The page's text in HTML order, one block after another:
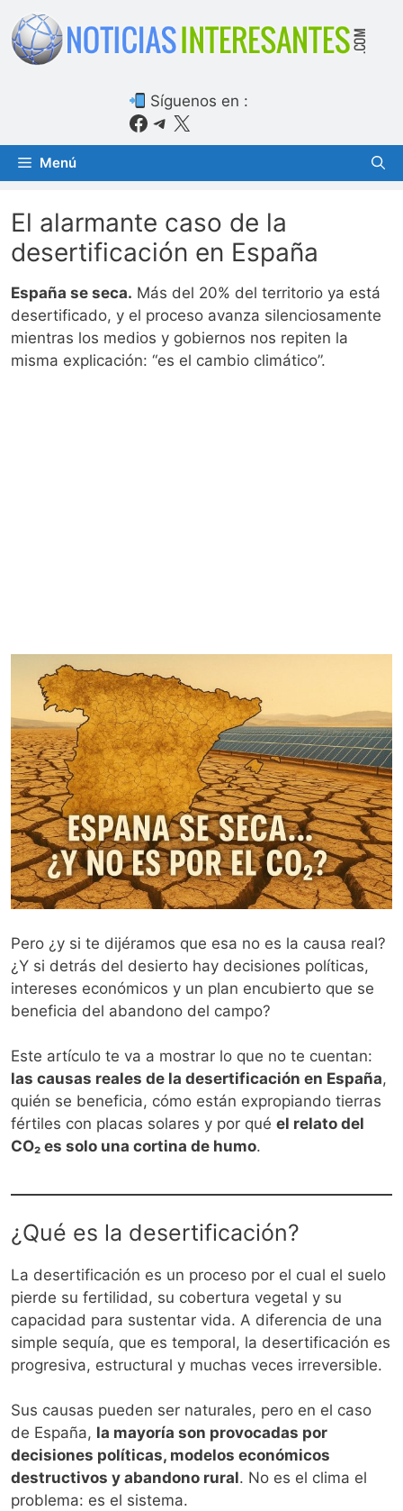
Saltar
contenido
Síguenos en :
Facebook
Telegram
X
Menú
El alarmante caso de la
desertificación en España
España se seca. Más del 20% del territorio ya está
desertificado, y el proceso avanza silenciosamente
mientras los medios y gobiernos nos repiten la
misma explicación: “es el cambio climático”.
Pero ¿y si te dijéramos que esa no es la causa real?
¿Y si detrás del desierto hay decisiones políticas,
intereses económicos y un plan encubierto que se
beneficia del abandono del campo?
Este artículo te va a mostrar lo que no te cuentan:
las causas reales de la desertificación en España,
quién se beneficia, cómo están expropiando tierras
fértiles con placas solares y por qué el relato del
CO₂ es solo una cortina de humo.
¿Qué es la desertificación?
La desertificación es un proceso por el cual el suelo
pierde su fertilidad, su cobertura vegetal y su
capacidad para sustentar vida. A diferencia de una
simple sequía, que es temporal, la desertificación es
progresiva, estructural y muchas veces irreversible.
Sus causas pueden ser naturales, pero en el caso
de España, la mayoría son provocadas por
decisiones políticas, modelos económicos
destructivos y abandono rural. No es el clima el
problema: es el sistema.